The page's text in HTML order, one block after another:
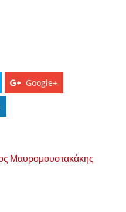
Google+
Μαυρομουστακάκης